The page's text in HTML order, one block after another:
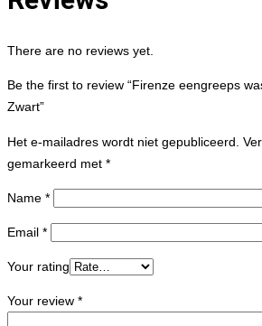
There are no reviews yet.
Be the first to review “Firenze eengreeps
Zwart”
Het e-mailadres wordt niet gepubliceerd.
gemarkeerd met *
Name *
Email *
Your rating
Your review *